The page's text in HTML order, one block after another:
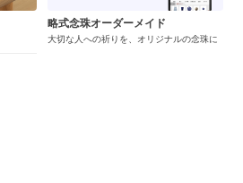
略式念珠オーダーメイド
大切な人への祈りを、オリジナルの念珠に